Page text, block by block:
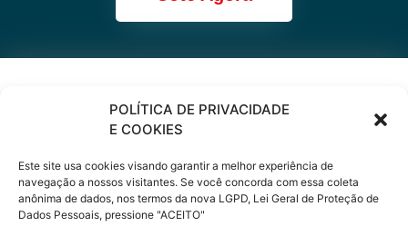
POLÍTICA DE PRIVACIDADE
E COOKIES
Este site usa cookies visando garantir a melhor experiência de
navegação a nossos visitantes. Se você concorda com essa coleta
anônima de dados, nos termos da nova LGPD, Lei Geral de Proteção de
Dados Pessoais, pressione "ACEITO"
Cote online ou
peça via
WhatsApp